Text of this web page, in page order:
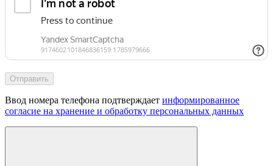
Отправить
Ввод номера телефона подтверждает информированное
согласие на хранение и обработку персональных данных